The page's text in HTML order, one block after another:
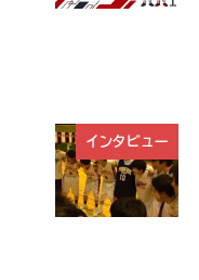
インタビュー